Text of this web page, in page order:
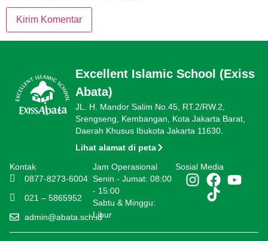
Excellent Islamic School (Exiss
Abata)
JL. H. Mandor Salim No.45, RT.2/RW.2,
Srengseng, Kembangan, Kota Jakarta Barat,
Daerah Khusus Ibukota Jakarta 11630.
Lihat alamat di peta
Kontak
0877-8273-6004
021 – 5865952
admin@abata.sch.id
Jam Operasional
Senin - Jumat: 08:00
- 15:00
Sabtu & Minggu:
Libur
Sosial Media